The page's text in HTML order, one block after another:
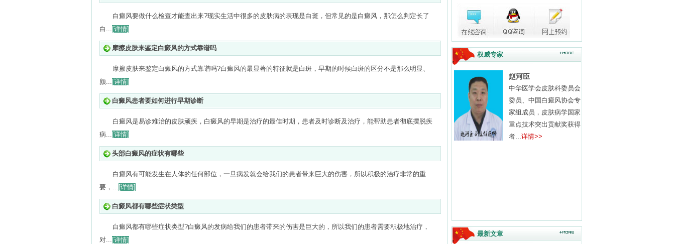
白癜风要做什么检查才能查出来?现实生活中很多的皮肤病的表现是白斑，但常见的是白癜风，那怎么判定长了
白... [详情]
摩擦皮肤来鉴定白癜风的方式靠谱吗
摩擦皮肤来鉴定白癜风的方式靠谱吗?白癜风的最显著的特征就是白斑，早期的时候白斑的区分不是那么明显、
颜... [详情]
白癜风患者要如何进行早期诊断
白癜风是易诊难治的皮肤顽疾，白癜风的早期是治疗的最佳时期，患者及时诊断及治疗，能帮助患者彻底摆脱疾
病... [详情]
头部白癜风的症状有哪些
白癜风有可能发生在人体的任何部位，一旦病发就会给我们的患者带来巨大的伤害，所以积极的治疗非常的重
要，... [详情]
白癜风都有哪些症状类型
白癜风都有哪些症状类型?白癜风的发病给我们的患者带来的伤害是巨大的，所以我们的患者需要积极地治疗，
对... [详情]
权威专家
赵河臣
中华医学会皮肤科委员会
委员、中国白癜风协会专
家组成员，皮肤病学国家
重点技术突出贡献奖获得
者...详情>>
最新文章